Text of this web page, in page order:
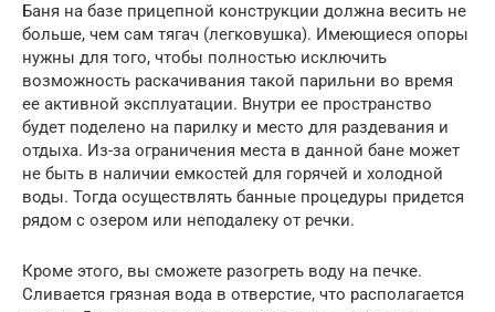
Баня на базе прицепной конструкции должна весить не
больше, чем сам тягач (легковушка). Имеющиеся опоры
нужны для того, чтобы полностью исключить
возможность раскачивания такой парильни во время
ее активной эксплуатации. Внутри ее пространство
будет поделено на парилку и место для раздевания и
отдыха. Из-за ограничения места в данной бане может
не быть в наличии емкостей для горячей и холодной
воды. Тогда осуществлять банные процедуры придется
рядом с озером или неподалеку от речки.
Кроме этого, вы сможете разогреть воду на печке.
Сливается грязная вода в отверстие, что располагается